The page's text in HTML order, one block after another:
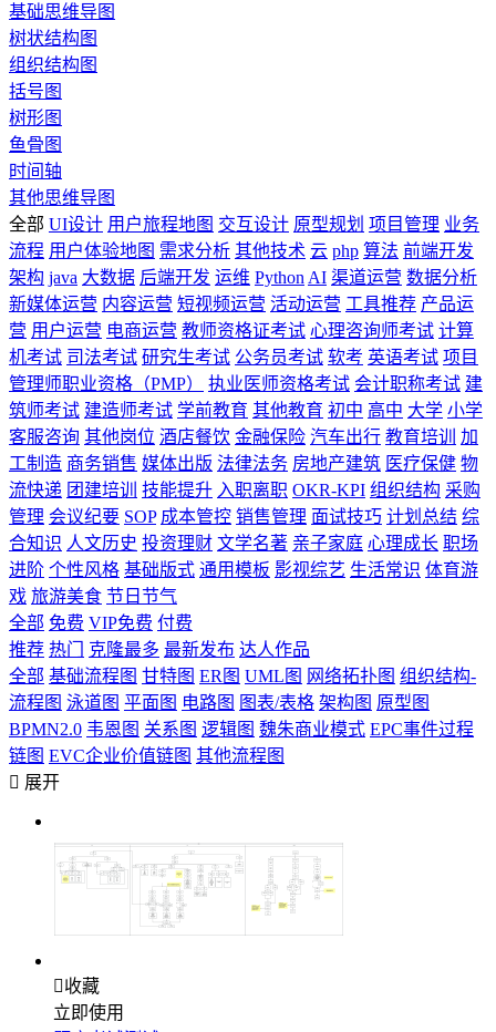
基础思维导图
树状结构图
组织结构图
括号图
树形图
鱼骨图
时间轴
其他思维导图
全部 UI设计 用户旅程地图 交互设计 原型规划 项目管理 业务
流程 用户体验地图 需求分析 其他技术 云 php 算法 前端开发
架构 java 大数据 后端开发 运维 Python AI 渠道运营 数据分析
新媒体运营 内容运营 短视频运营 活动运营 工具推荐 产品运
营 用户运营 电商运营 教师资格证考试 心理咨询师考试 计算
机考试 司法考试 研究生考试 公务员考试 软考 英语考试 项目
管理师职业资格（PMP）
执业医师资格考试 会计职称考试 建
筑师考试 建造师考试 学前教育 其他教育 初中 高中 大学 小学
客服咨询 其他岗位 酒店餐饮 金融保险 汽车出行 教育培训
加
工制造 商务销售 媒体出版 法律法务 房地产建筑 医疗保健 物
流快递 团建培训 技能提升 入职离职 OKR-KPI 组织结构 采购
管理 会议纪要 SOP 成本管控 销售管理 面试技巧 计划总结 综
合知识 人文历史 投资理财 文学名著 亲子家庭 心理成长 职场
进阶 个性风格 基础版式 通用模板 影视综艺 生活常识 体育游
戏 旅游美食 节日节气
全部 免费 VIP免费 付费
推荐 热门 克隆最多 最新发布 达人作品
全部 基础流程图 甘特图 ER图 UML图 网络拓扑图 组织结构-
流程图 泳道图 平面图 电路图 图表/表格 架构图 原型图
BPMN2.0 韦恩图 关系图 逻辑图 魏朱商业模式 EPC事件过程
链图 EVC企业价值链图 其他流程图
 展开
收藏
立即使用